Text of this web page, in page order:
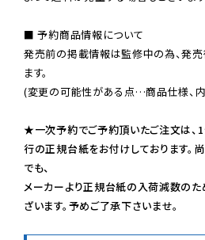
■ 予約商品情報について
発売前の掲載情報は監修中の為、発
ます。
(変更の可能性がある点…商品仕様、内
★一次予約でご予約頂いたご注文は、1
行の正規台紙をお付けしております。
でも、
メーカーより正規台紙の入荷減数の
ざいます。予めご了承下さいませ。